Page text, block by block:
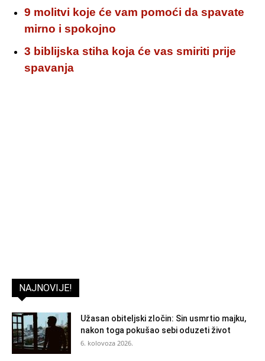
9 molitvi koje će vam pomoći da spavate
mirno i spokojno
3 biblijska stiha koja će vas smiriti prije
spavanja
NAJNOVIJE!
Užasan obiteljski zločin: Sin usmrtio majku,
nakon toga pokušao sebi oduzeti život
6. kolovoza 2026.